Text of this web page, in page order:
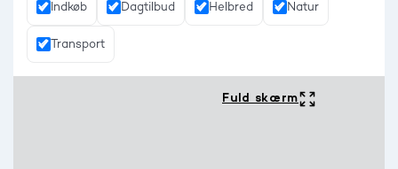
Indkøb Dagtilbud Helbred Natur
Transport
Fuld skærm